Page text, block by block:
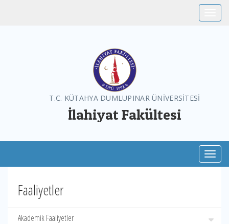
T.C. KÜTAHYA DUMLUPINAR ÜNİVERSİTESİ
İlahiyat Fakültesi
Faaliyetler
Akademik Faaliyetler